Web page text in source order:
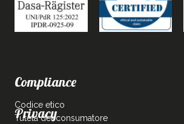
Compliance
Codice etico
Tutela del consumatore
Privacy